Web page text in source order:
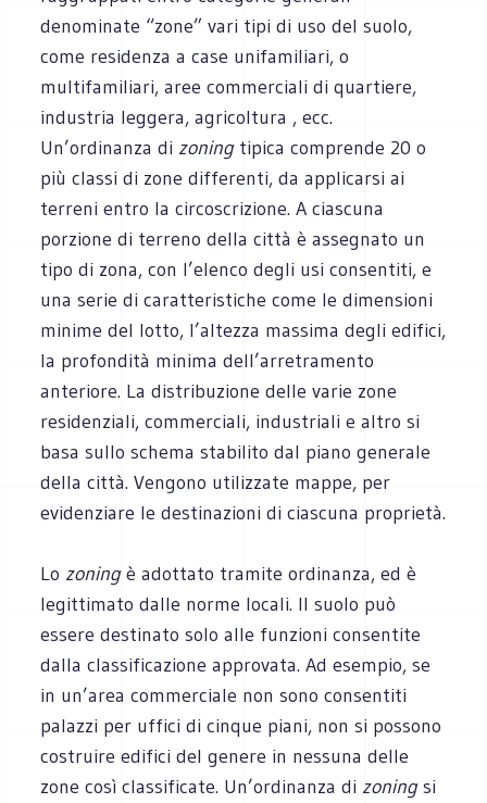
denominate “zone” vari tipi di uso del suolo,
come residenza a case unifamiliari, o
multifamiliari, aree commerciali di quartiere,
industria leggera, agricoltura , ecc.
Un’ordinanza di zoningtipica comprende 20 o
più classi di zone differenti, da applicarsi ai
terreni entro la circoscrizione. A ciascuna
porzione di terreno della città è assegnato un
tipo di zona, con l’elenco degli usi consentiti, e
una serie di caratteristiche come le dimensioni
minime del lotto, l’altezza massima degli edifici,
la profondità minima dell’arretramento
anteriore. La distribuzione delle varie zone
residenziali, commerciali, industriali e altro si
basa sullo schema stabilito dal piano generale
della città. Vengono utilizzate mappe, per
evidenziare le destinazioni di ciascuna proprietà.
Lo zoningè adottato tramite ordinanza, ed è
legittimato dalle norme locali. Il suolo può
essere destinato solo alle funzioni consentite
dalla classificazione approvata. Ad esempio, se
in un’area commerciale non sono consentiti
palazzi per uffici di cinque piani, non si possono
costruire edifici del genere in nessuna delle
zone così classificate. Un’ordinanza di zoningsi